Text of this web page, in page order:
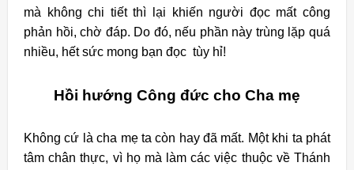
mà không chi tiết thì lại khiến người đọc mất công
phản hồi, chờ đáp. Do đó, nếu phần này trùng lặp quá
nhiều, hết sức mong bạn đọc tùy hỉ!
Hồi hướng Công đức cho Cha mẹ
Không cứ là cha mẹ ta còn hay đã mất. Một khi ta phát
tâm chân thực, vì họ mà làm các việc thuộc về Thánh